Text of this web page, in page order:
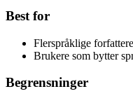
Best for
Flerspråklige
Brukere som bytter
Begrensninger